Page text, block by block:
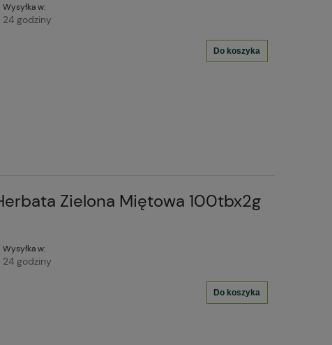
Wysyłka w:
24 godziny
Do koszyka
Zielona Miętowa 100tbx2g
Wysyłka w:
24 godziny
Do koszyka